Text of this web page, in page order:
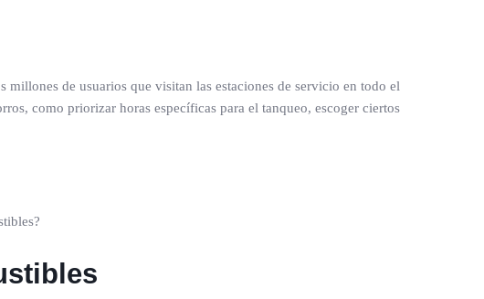
de usuarios que visitan las estaciones de servicio en todo el
como priorizar horas específicas para el tanqueo, escoger ciertos